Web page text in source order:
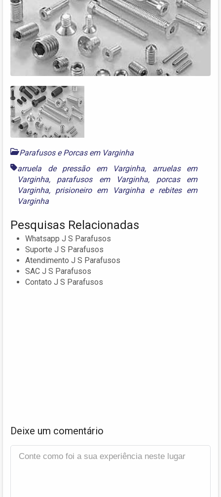
Parafusos e Porcas em Varginha
arruela de pressão em Varginha, arruelas em
Varginha, parafusos em Varginha, porcas em
Varginha, prisioneiro em Varginhae rebites em
Varginha
Pesquisas Relacionadas
Whatsapp J S Parafusos
Suporte J S Parafusos
Atendimento J S Parafusos
SAC J S Parafusos
Contato J S Parafusos
Deixe um comentário